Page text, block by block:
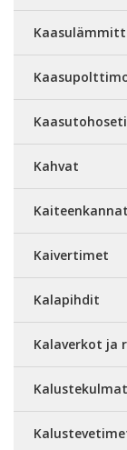
Kahvat
Kaivertimet
Kalapihdit
Kalaverkot ja
Kalustekulmat